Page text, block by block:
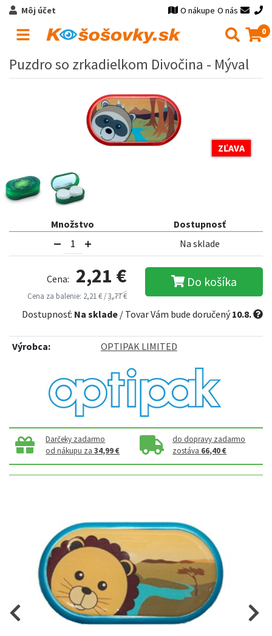
Môj účet O nákupe O nás
0
Puzdro so zrkadielkom Divočina - Mýval
ZĽAVA
Množstvo
Dostupnosť
Na sklade
Cena: 2,21 €
Cena za balenie: 2,21 € /3,77 €
Do košíka
Dostupnosť: Na sklade / Tovar Vám bude doručený10.8.
Výrobca: OPTIPAK LIMITED
Darčeky zadarmo
od nákupu za34,99 €
do dopravy zadarmo
zostáva 66,40 €